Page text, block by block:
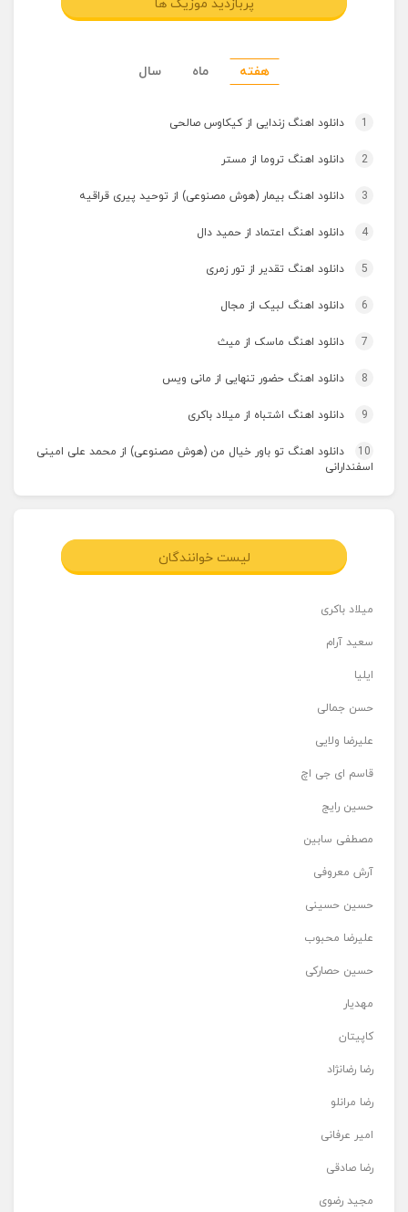
پربازدید موزیک ها
هفته ماه سال
1 دانلود اهنگ زندایی از کیکاوس صالحی
2 دانلود اهنگ تروما از مستر
3 دانلود اهنگ بیمار (هوش مصنوعی) از توحید پیری قراقیه
4 دانلود اهنگ اعتماد از حمید دال
5 دانلود اهنگ تقدیر از تور زمری
6 دانلود اهنگ لبیک از مجال
7 دانلود اهنگ ماسک از میث
8 دانلود اهنگ حضور تنهایی از مانی ویس
9 دانلود اهنگ اشتباه از میلاد باکری
10
دانلود اهنگ تو باور خیال من (هوش مصنوعی) از محمد علی امینی
اسفندارانی
لیست خوانندگان
میلاد باکری
سعید آرام
ایلیا
حسن جمالی
علیرضا ولایی
قاسم ای جی اچ
حسین رایج
مصطفی سابین
آرش معروفی
حسین حسینی
علیرضا محبوب
حسین حصارکی
مهدیار
کاپیتان
رضا رضانژاد
رضا مرانلو
امیر عرفانی
رضا صادقی
مجید رضوی